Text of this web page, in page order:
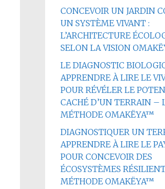
CONCEVOIR UN JARDIN
UN SYSTÈME VIVANT :
L’ARCHITECTURE
SELON LA VISION
LE DIAGNOSTIC
APPRENDRE À LIRE LE
POUR RÉVÉLER LE
CACHÉ D’UN TERRAIN –
MÉTHODE OMAKËYA™
DIAGNOSTIQUER UN
APPRENDRE À LIRE LE
POUR CONCEVOIR DES
ÉCOSYSTÈMES
MÉTHODE OMAKËYA™